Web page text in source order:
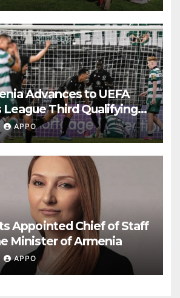
Advances to UEFA
League Third Qualifying
APPO
Appointed Chief of Staff
Minister of Armenia
APPO